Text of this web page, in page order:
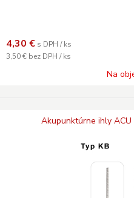
4,30 € s DPH / ks
3,50 € bez DPH / ks
Na
Akupunktúrne ihly ACU